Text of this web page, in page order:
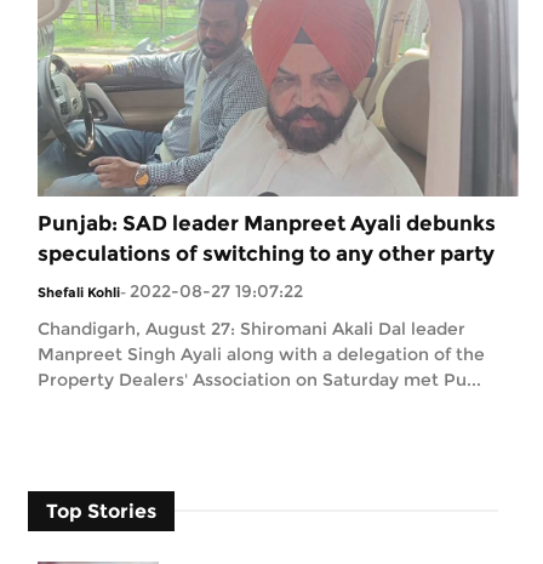
Punjab: SAD leader Manpreet Ayali debunks
speculations of switching to any other party
Shefali Kohli- 2022-08-27 19:07:22
Chandigarh, August 27: Shiromani Akali Dal leader
Manpreet Singh Ayali along with a delegation of the
Property Dealers' Association on Saturday met Pu...
Top Stories